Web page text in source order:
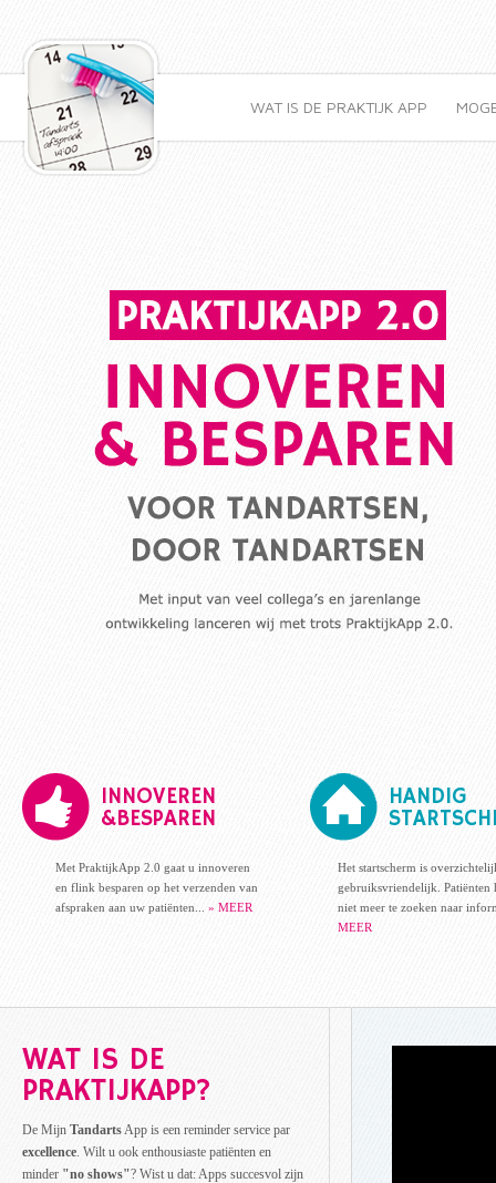
WAT IS DE PRAKTIJK APP
INNOVEREN
&BESPAREN
HANDIG
Met PraktijkApp 2.0 gaat u innoveren
en flink besparen op het verzenden van
afspraken aan uw patiënten... » MEER
Het startscherm is
gebruiksvriendelijk. Patiënten
niet meer te zoeken naar
MEER
WAT IS DE
PRAKTIJKAPP?
De Mijn TandartsApp is een reminder service par
excellence. Wilt u ook enthousiaste patiënten en
minder "no shows"? Wist u dat: Apps succesvol zijn